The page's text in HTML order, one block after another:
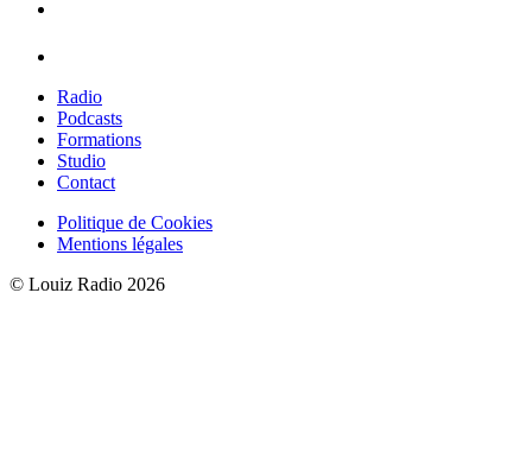
Radio
Podcasts
Formations
Studio
Contact
Politique de Cookies
Mentions légales
© Louiz Radio 2026